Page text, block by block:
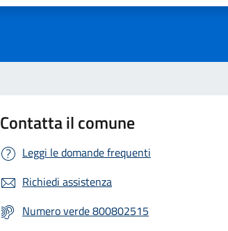
Contatta il comune
Leggi le domande frequenti
Richiedi assistenza
Numero verde 800802515